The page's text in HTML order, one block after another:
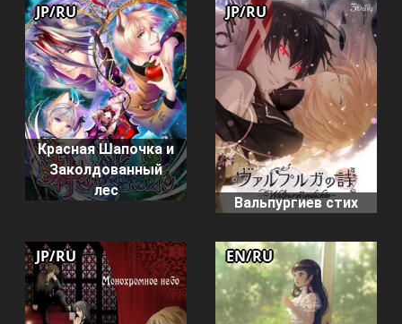
Красная Шапочка и
Заколдованный
лес
JP/RU
Вальпургиев стих
JP/RU
JP/RU EN/RU